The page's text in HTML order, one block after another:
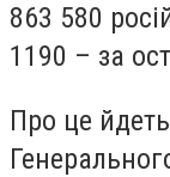
863 580
1190 – за
Про це